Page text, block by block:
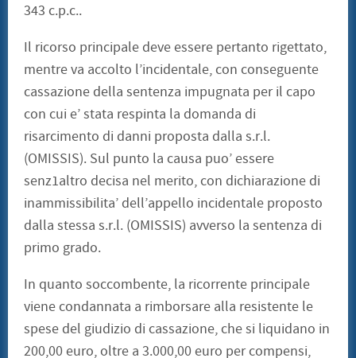
343 c.p.c..
Il ricorso principale deve essere pertanto rigettato,
mentre va accolto l’incidentale, con conseguente
cassazione della sentenza impugnata per il capo
con cui e’ stata respinta la domanda di
risarcimento di danni proposta dalla s.r.l.
(OMISSIS). Sul punto la causa puo’ essere
senz1altro decisa nel merito, con dichiarazione di
inammissibilita’ dell’appello incidentale proposto
dalla stessa s.r.l. (OMISSIS) avverso la sentenza di
primo grado.
In quanto soccombente, la ricorrente principale
viene condannata a rimborsare alla resistente le
spese del giudizio di cassazione, che si liquidano in
200,00 euro, oltre a 3.000,00 euro per compensi,